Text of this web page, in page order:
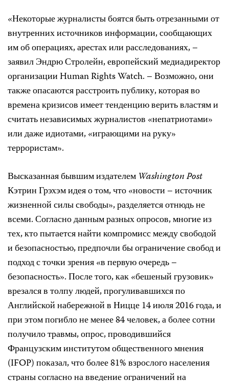
«Некоторые журналисты боятся быть отрезанными от
внутренних источников информации, сообщающих
им об операциях, арестах или расследованиях, –
заявил Эндрю Стролейн, европейский медиадиректор
организации Human Rights Watch. – Возможно, они
также опасаются расстроить публику, которая во
времена кризисов имеет тенденцию верить властям и
считать независимых журналистов «непатриотами»
или даже идиотами, «играющими на руку»
террористам».
Высказанная бывшим издателем Washington Post
Кэтрин Грэхэм идея о том, что «новости – источник
жизненной силы свободы», разделяется отнюдь не
всеми. Согласно данным разных опросов, многие из
тех, кто пытается найти компромисс между свободой
и безопасностью, предпочли бы ограничение свобод и
подход с точки зрения «в первую очередь –
безопасность». После того, как «бешеный грузовик»
врезался в толпу людей, прогуливавшихся по
Английской набережной в Ницце 14 июля 2016 года, и
при этом погибло не менее 84 человек, а более сотни
получило травмы, опрос, проводившийся
Французским институтом общественного мнения
(IFOP) показал, что более 81% взрослого населения